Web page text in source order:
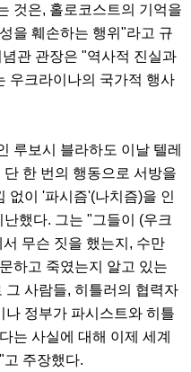
것은, 홀로코스트의 기억을
을 훼손하는 행위"라고 규
관 관장은 "역사적 진실과
우크라이나의 국가적 행사
루보시 블라하도 이날 텔레
한 번의 행동으로 서방을
없이 '파시즘'(나치즘)을 인
했다. 그는 "그들이 (우크
무슨 짓을 했는지, 수만
하고 죽였는지 알고 있는
그 사람들, 히틀러의 협력자
정부가 파시스트와 히틀
는 사실에 대해 이제 세계
주장했다.